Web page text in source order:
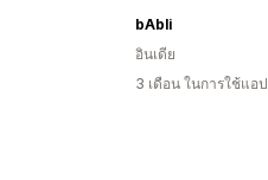
bAbli
อินเดีย
3 เดือน ในการใช้แอป